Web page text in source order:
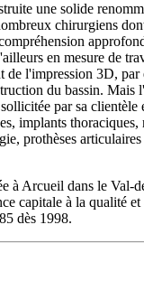
une solide
chirurgiens
en mesure de
de l'impression 3D, par
du bassin. Mais
par sa clientèle
implants thoraciques,
prothèses
à Arcueil dans le Val-
capitale à la qualité et
dès 1998.